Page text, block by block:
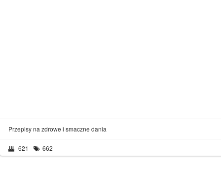
Przepisy na zdrowe i smaczne dania
621 662